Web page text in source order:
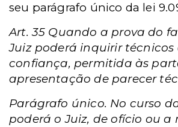
seu parágrafo único da lei
Art. 35 Quando a prova do
Juiz poderá inquirir técnicos
confiança, permitida às
apresentação de parecer
Parágrafo único. No curso
poderá o Juiz, de ofício ou a